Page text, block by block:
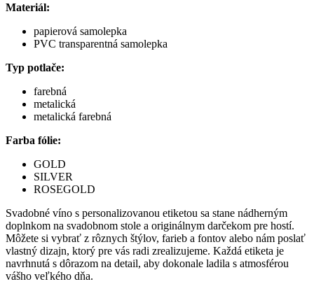
Materiál:
papierová samolepka
PVC transparentná samolepka
Typ potlače:
farebná
metalická
metalická farebná
Farba fólie:
GOLD
SILVER
ROSEGOLD
Svadobné víno s personalizovanou etiketou sa stane nádherným
doplnkom na svadobnom stole a originálnym darčekom pre hostí.
Môžete si vybrať z rôznych štýlov, farieb a fontov alebo nám poslať
vlastný dizajn, ktorý pre vás radi zrealizujeme. Každá etiketa je
navrhnutá s dôrazom na detail, aby dokonale ladila s atmosférou
vášho veľkého dňa.